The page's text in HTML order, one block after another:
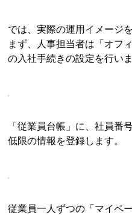
では、実際の運用イメージ
まず、人事担当者は「オフ
の入社手続きの設定を行いま
「従業員台帳」に、社員番
低限の情報を登録します。
従業員一人ずつの「マイペ